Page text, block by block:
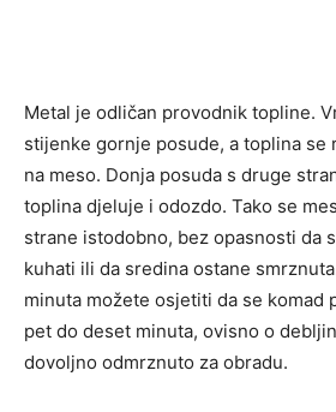
Metal je odličan provodnik topline.
stijenke gornje posude, a toplina se
na meso. Donja posuda s druge
toplina djeluje i odozdo. Tako se
strane istodobno, bez opasnosti da
kuhati ili da sredina ostane
minuta možete osjetiti da se komad
pet do deset minuta, ovisno o
dovoljno odmrznuto za obradu.